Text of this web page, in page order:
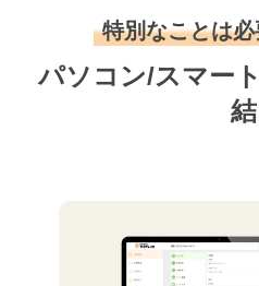
特別なことは
パソコン/スマー
結